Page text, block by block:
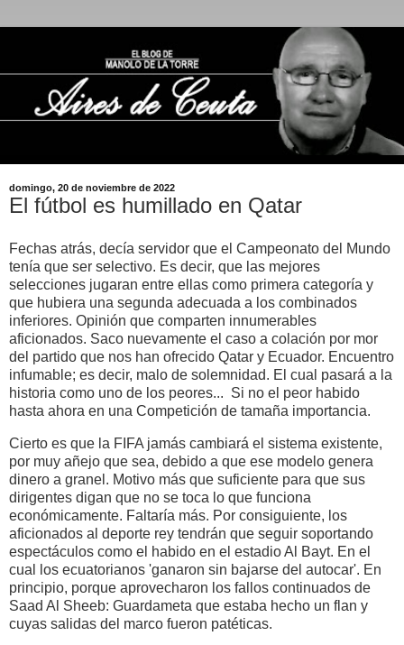
domingo, 20 de noviembre de 2022
El fútbol es humillado en Qatar
Fechas atrás, decía servidor que el Campeonato del Mundo
tenía que ser selectivo. Es decir, que las mejores
selecciones jugaran entre ellas como primera categoría y
que hubiera una segunda adecuada a los combinados
inferiores. Opinión que comparten innumerables
aficionados. Saco nuevamente el caso a colación por mor
del partido que nos han ofrecido Qatar y Ecuador. Encuentro
infumable; es decir, malo de solemnidad. El cual pasará a la
historia como uno de los peores... Si no el peor habido
hasta ahora en una Competición de tamaña importancia.
Cierto es que la FIFA jamás cambiará el sistema existente,
por muy añejo que sea, debido a que ese modelo genera
dinero a granel. Motivo más que suficiente para que sus
dirigentes digan que no se toca lo que funciona
económicamente. Faltaría más. Por consiguiente, los
aficionados al deporte rey tendrán que seguir soportando
espectáculos como el habido en el estadio Al Bayt. En el
cual los ecuatorianos 'ganaron sin bajarse del autocar'. En
principio, porque aprovecharon los fallos continuados de
Saad Al Sheeb: Guardameta que estaba hecho un flan y
cuyas salidas del marco fueron patéticas.